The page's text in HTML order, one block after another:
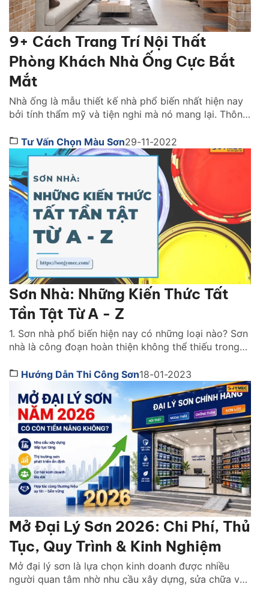
9+ Cách Trang Trí Nội Thất
Phòng Khách Nhà Ống Cực Bắt
Mắt
Nhà ống là mẫu thiết kế nhà phổ biến nhất hiện nay
bởi tính thẩm mỹ và tiện nghi mà nó mang lại. Thông
dựa theo tổng thể thiết kế từng mảng, hỗ trợ nhau
tạo nên phong cách nhất định. Tìm hiểu ngay cách
trang […]
Tư Vấn Chọn Màu Sơn29-11-2022
Sơn Nhà: Những Kiến Thức Tất
Tần Tật Từ A - Z
1. Sơn nhà phổ biến hiện nay có những loại nào? Sơn
nhà là công đoạn hoàn thiện không thể thiếu trong
như chiếc áo bảo vệ ngôi nhà khỏi những tác động
gây hại. Đồng thời, nó cũng giúp mang lại tính […]
Hướng Dẫn Thi Công Sơn18-01-2023
Mở Đại Lý Sơn 2026: Chi Phí, Thủ
Tục, Quy Trình & Kinh Nghiệm
Mở đại lý sơn là lựa chọn kinh doanh được nhiều
người quan tâm nhờ nhu cầu xây dựng, sửa chữa và